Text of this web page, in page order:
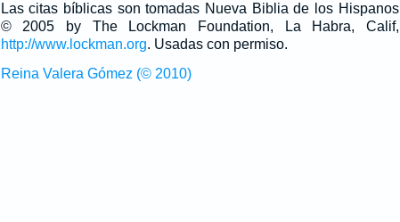
Las citas bíblicas son tomadas Nueva Biblia de los Hispanos
© 2005 by The Lockman Foundation, La Habra, Calif,
http://www.lockman.org. Usadas con permiso.
Reina Valera Gómez (© 2010)